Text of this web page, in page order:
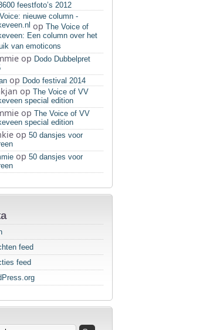
feestfoto’s 2012
nieuwe column -
op The Voice of
Een column over het
van emoticons
op Dodo Dubbelpret
op Dodo festival 2014
op The Voice of VV
special edition
op The Voice of VV
special edition
op 50 dansjes voor
op 50 dansjes voor
feed
feed